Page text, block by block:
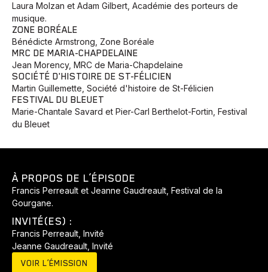
Animaux Avenir
Laura Molzan et Adam Gilbert, Académie des porteurs de
musique.
ZONE BORÉALE
Bénédicte Armstrong, Zone Boréale
MRC DE MARIA-CHAPDELAINE
Jean Morency, MRC de Maria-Chapdelaine
SOCIÉTÉ D'HISTOIRE DE ST-FÉLICIEN
Martin Guillemette, Société d'histoire de St-Félicien
FESTIVAL DU BLEUET
Marie-Chantale Savard et Pier-Carl Berthelot-Fortin, Festival
du Bleuet
À PROPOS DE L’ÉPISODE
Francis Perreault et Jeanne Gaudreault, Festival de la
Gourgane.
INVITÉ(ES) :
Francis Perreault, Invité
Jeanne Gaudreault, Invité
VOIR L’ÉMISSION